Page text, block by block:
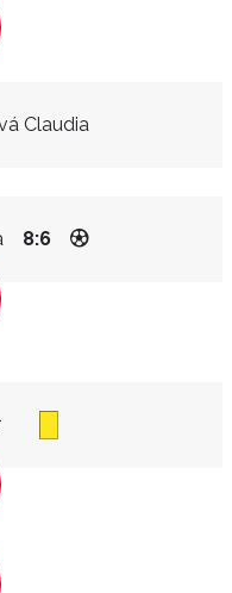
Claudia
8:6